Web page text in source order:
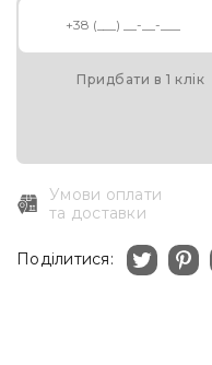
Придбати в 1 клік
Умови оплати
та доставки
Поділитися: